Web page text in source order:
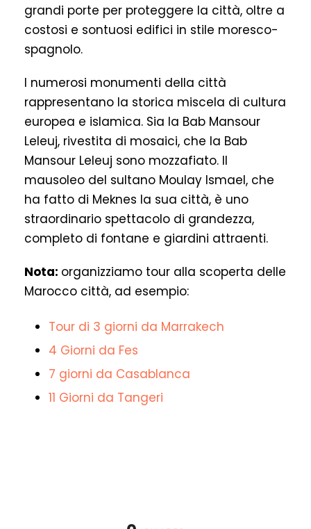
grandi porte per proteggere la città, oltre a
costosi e sontuosi edifici in stile moresco-
spagnolo.
I numerosi monumenti della città
rappresentano la storica miscela di cultura
europea e islamica. Sia la Bab Mansour
Leleuj, rivestita di mosaici, che la Bab
Mansour Leleuj sono mozzafiato. Il
mausoleo del sultano Moulay Ismael, che
ha fatto di Meknes la sua città, è uno
straordinario spettacolo di grandezza,
completo di fontane e giardini attraenti.
Nota: organizziamo tour alla scoperta delle
Marocco città, ad esempio:
Tour di 3 giorni da Marrakech
4 Giorni da Fes
7 giorni da Casablanca
11 Giorni da Tangeri